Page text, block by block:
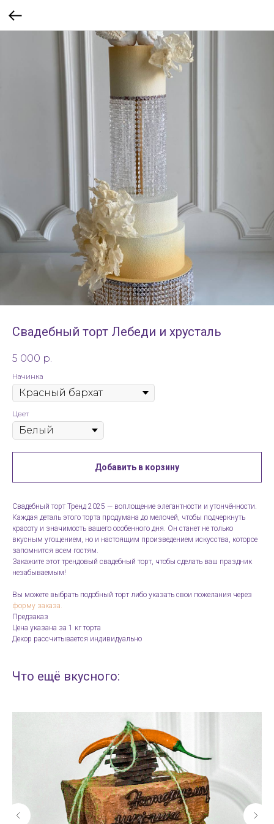
Свадебный торт Лебеди и хрусталь
5 000 р.
Начинка
Цвет
Добавить в корзину
Свадебный торт Тренд 2025 — воплощение элегантности и утончённости.
Каждая деталь этого торта продумана до мелочей, чтобы подчеркнуть
красоту и значимость вашего особенного дня. Он станет не только
вкусным угощением, но и настоящим произведением искусства, которое
запомнится всем гостям.
Закажите этот трендовый свадебный торт, чтобы сделать ваш праздник
незабываемым!
Вы можете выбрать подобный торт либо указать свои пожелания через
форму заказа.
Предзаказ
Цена указана за 1 кг торта
Декор рассчитывается индивидуально
Что ещё вкусного: